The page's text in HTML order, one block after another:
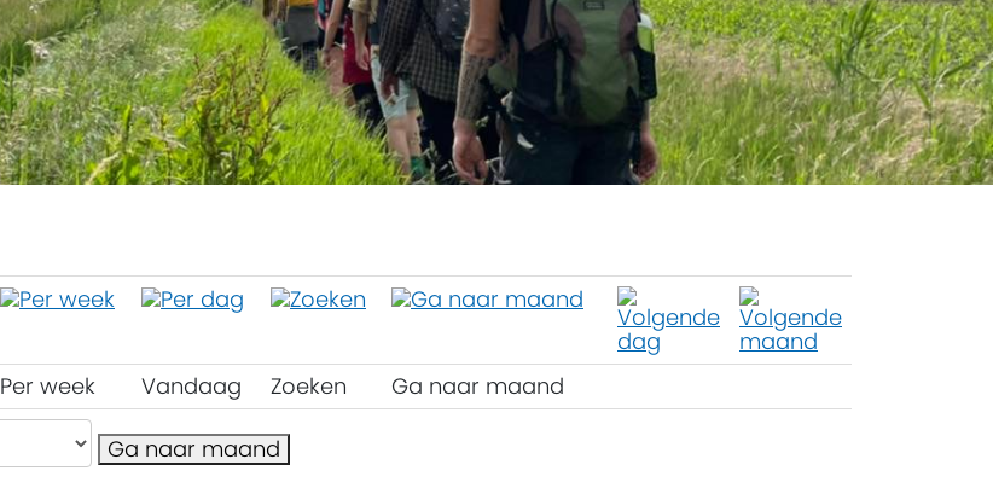
Per week Vandaag Zoeken Ga naar maand
Ga naar maand